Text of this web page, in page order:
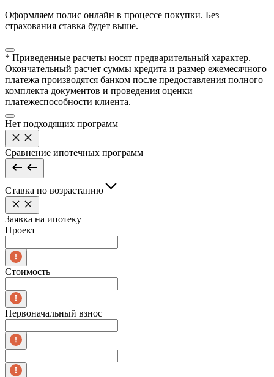
Оформляем полис онлайн в процессе покупки. Без
страхования ставка будет выше.
* Приведенные расчеты носят предварительный характер.
Окончательный расчет суммы кредита и размер ежемесячного
платежа производятся банком после предоставления полного
комплекта документов и проведения оценки
платежеспособности клиента.
Нет подходящих программ
Сравнение ипотечных программ
Ставка по возрастанию
Заявка на ипотеку
Проект
Стоимость
Первоначальный взнос